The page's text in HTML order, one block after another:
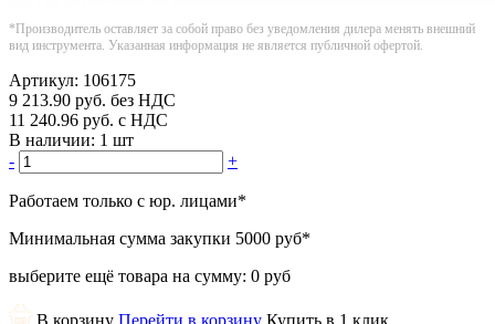
*Производитель оставляет за собой право без уведомления дилера менять внешний
вид инструмента. Указанная информация не является публичной офертой.
Артикул: 106175
9 213.90 руб. без НДС
11 240.96 руб. с НДС
В наличии: 1 шт
-
+
Работаем только с юр. лицами*
Минимальная сумма закупки 5000 руб*
выберите ещё товара на сумму: 0 руб
В корзину Перейти в корзину Купить в 1 клик